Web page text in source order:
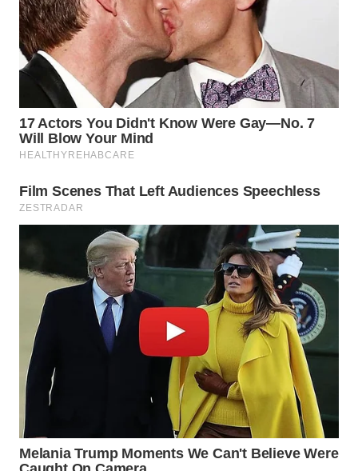
WN
NATUNA
WN
BINTAN
WN
WN
LABUANBAJO
BORNEO
Wahana
Media
Group
WAHANA